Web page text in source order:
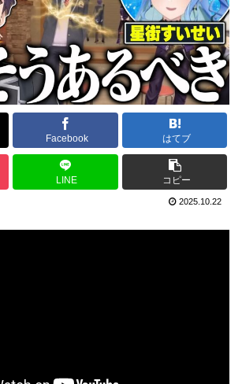
Facebook はてブ
LINE コピー
2025.10.22